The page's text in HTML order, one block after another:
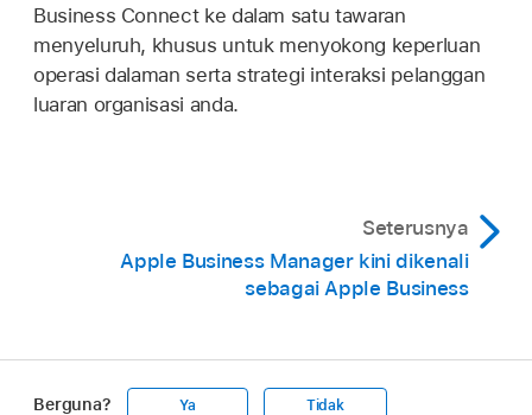
Business Connect ke dalam satu tawaran
menyeluruh, khusus untuk menyokong keperluan
operasi dalaman serta strategi interaksi pelanggan
luaran organisasi anda.
Seterusnya
Apple Business Manager kini dikenali
sebagai Apple Business
Berguna? Ya Tidak